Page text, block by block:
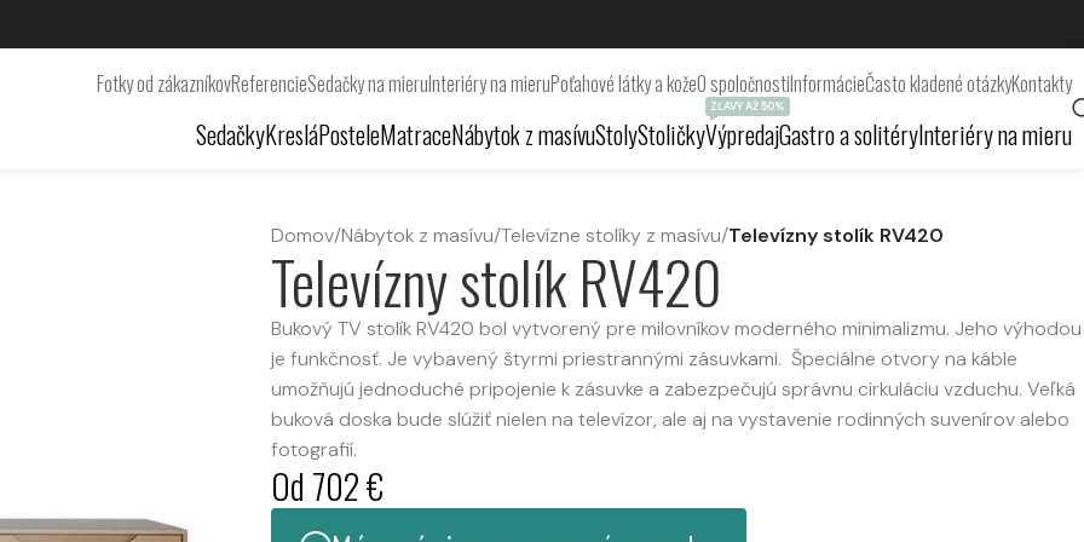
Fotky od zákazníkovReferencieSedačky na mieruInteriéry na mieruPoťahové látky a kožeO spoločnostiInformácieČasto kladené otázkyKontakty
SedačkyKresláPosteleMatraceNábytok z masívuStolyStoličkyVýpredaj
ZĽAVY AŽ 50%
Gastro a solitéryInteriéry na mieru
Domov/Nábytok z masívu/Televízne stolíky z masívu/Televízny stolík RV420
Televízny stolík RV420
Bukový TV stolík RV420 bol vytvorený pre milovníkov moderného minimalizmu. Jeho výhodou
je funkčnosť. Je vybavený štyrmi priestrannými zásuvkami. Špeciálne otvory na káble
umožňujú jednoduché pripojenie k zásuvke a zabezpečujú správnu cirkuláciu vzduchu. Veľká
buková doska bude slúžiť nielen na televízor, ale aj na vystavenie rodinných suvenírov alebo
fotografií.
Od 702€